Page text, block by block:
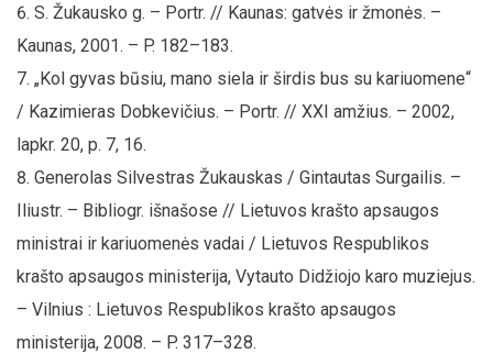
S. Žukausko g. – Portr. // Kaunas: gatvės ir žmonės. –
Kaunas, 2001. – P. 182–183.
„Kol gyvas būsiu, mano siela ir širdis bus su kariuomene“
/ Kazimieras Dobkevičius. – Portr. // XXI amžius. – 2002,
lapkr. 20, p. 7, 16.
Generolas Silvestras Žukauskas / Gintautas Surgailis. –
Iliustr. – Bibliogr. išnašose // Lietuvos krašto apsaugos
ministrai ir kariuomenės vadai / Lietuvos Respublikos
krašto apsaugos ministerija, Vytauto Didžiojo karo muziejus.
– Vilnius : Lietuvos Respublikos krašto apsaugos
ministerija, 2008. – P. 317–328.